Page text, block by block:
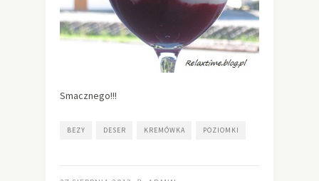
Smacznego!!!
BEZY DESER KREMÓWKA POZIOMKI